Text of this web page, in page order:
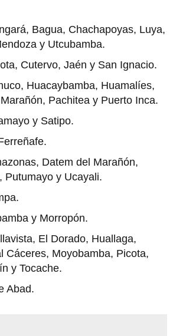
Bagua, Chachapoyas, Luya,
y Utcubamba.
Cutervo, Jaén y San Ignacio.
Huacaybamba, Huamalíes,
Pachitea y Puerto Inca.
y Satipo.
Datem del Marañón,
Putumayo y Ucayali.
y Morropón.
El Dorado, Huallaga,
Cáceres, Moyobamba, Picota,
y Tocache.
Abad.